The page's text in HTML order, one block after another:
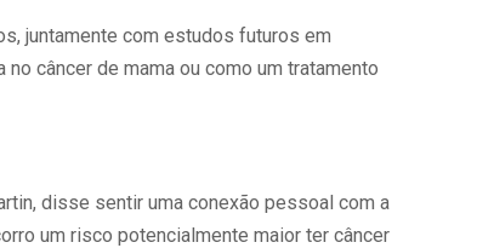
juntamente com estudos futuros em
câncer de mama ou como um tratamento
disse sentir uma conexão pessoal com a
um risco potencialmente maior ter câncer